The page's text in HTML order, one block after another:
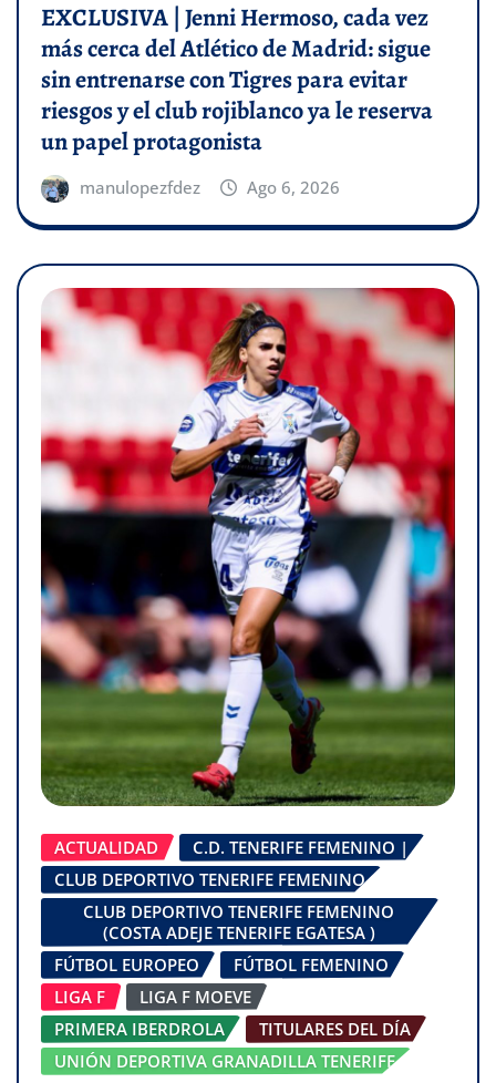
EXCLUSIVA | Jenni Hermoso, cada vez
más cerca del Atlético de Madrid: sigue
sin entrenarse con Tigres para evitar
riesgos y el club rojiblanco ya le reserva
un papel protagonista
manulopezfdez Ago 6, 2026
ACTUALIDAD
C.D. TENERIFE FEMENINO |
CLUB DEPORTIVO TENERIFE FEMENINO
CLUB DEPORTIVO TENERIFE FEMENINO
(COSTA ADEJE TENERIFE EGATESA )
FÚTBOL EUROPEO
FÚTBOL FEMENINO
LIGA F
LIGA F MOEVE
PRIMERA IBERDROLA
TITULARES DEL DÍA
UNIÓN DEPORTIVA GRANADILLA TENERIFE